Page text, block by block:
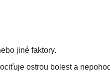
jiné faktory.
ostrou bolest a